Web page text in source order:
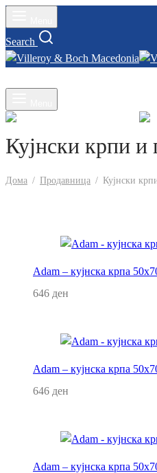
Search
Кујнски крпи
Дома / Продавница / Кујнски
Adam – кујнска крпа
646 ден
Adam – кујнска крпа
646 ден
Adam – кујнска крпа